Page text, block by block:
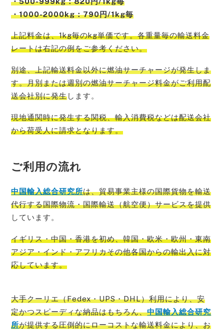
・1000-2000kg：790円/1kg毎
上記料金は、1kg毎のkg単価です。各重量毎の輸送料金
レートは右記の例をご参考ください。
別途、上記輸送料金以外に燃油サーチャージが発生しま
す。月別または週別の燃油サーチャージ料金がご利用配
送会社別に発生します。
現地通関時に発生する関税、輸入消費税などは配送会社
から荷受人に請求となります。
ご利用の流れ
中国輸入総合研究所は、貿易事業主様の国際貨物を輸送
代行する国際物流・国際輸送（航空便）サービスを提供
しています。
イギリス・中国・香港を初め、韓国・欧米・欧州・東南
アジア・インド・アフリカその他各国からの輸出入に対
応しています。
大手クーリエ（Fedex・UPS・DHL）利用により、安
定かつスピーディな納品はもちろん、中国輸入総合研究
所が提供する圧倒的にローコストな輸送料金により、お